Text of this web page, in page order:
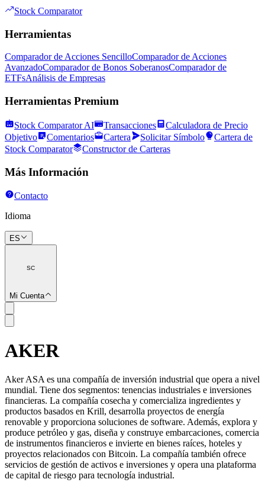
Stock Comparator
Herramientas
Comparador de Acciones SencilloComparador de Acciones
AvanzadoComparador de Bonos SoberanosComparador de
ETFsAnálisis de Empresas
Herramientas Premium
Stock Comparator AI Transacciones
Calculadora de Precio
Objetivo
Comentarios Cartera Solicitar Símbolo
Cartera de
Stock Comparator
Constructor de Carteras
Más Información
Contacto
Idioma
ES
SC
Mi Cuenta
SC
AKER
Aker ASA es una compañía de inversión industrial que opera a nivel
mundial. Tiene dos segmentos: tenencias industriales e inversiones
financieras. La compañía cosecha y comercializa ingredientes y
productos basados ​​en Krill, desarrolla proyectos de energía
renovable y proporciona soluciones de software. Además, explora y
produce petróleo y gas, diseña y construye embarcaciones, comercia
de instrumentos financieros e invierte en bienes raíces, hoteles y
proyectos relacionados con Bitcoin. La compañía también ofrece
servicios de gestión de activos e inversiones y opera una plataforma
de capital de riesgo para tecnología industrial.